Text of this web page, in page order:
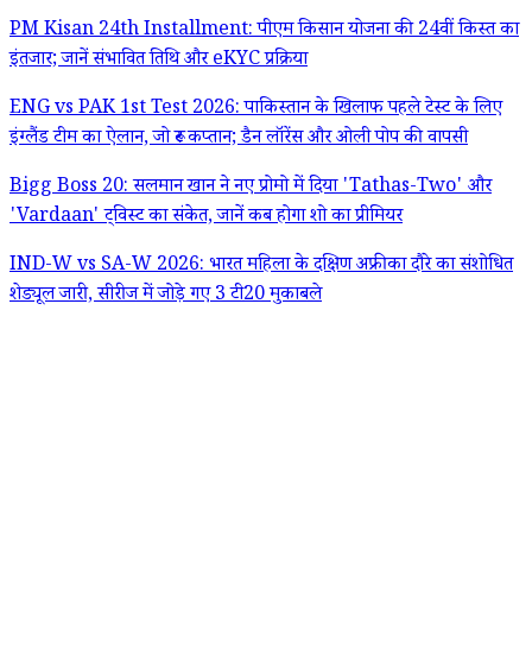
PM Kisan 24th Installment: पीएम किसान योजना की 24वीं किस्त का
इंतजार; जानें संभावित तिथि और eKYC प्रक्रिया
ENG vs PAK 1st Test 2026: पाकिस्तान के खिलाफ पहले टेस्ट के लिए
इंग्लैंड टीम का ऐलान, जो रूट कप्तान; डैन लॉरेंस और ओली पोप की वापसी
Bigg Boss 20: सलमान खान ने नए प्रोमो में दिया 'Tathas-Two' और
'Vardaan' ट्विस्ट का संकेत, जानें कब होगा शो का प्रीमियर
IND-W vs SA-W 2026: भारत महिला के दक्षिण अफ्रीका दौरे का संशोधित
शेड्यूल जारी, सीरीज में जोड़े गए 3 टी20 मुकाबले